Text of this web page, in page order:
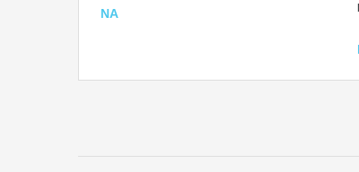
NA